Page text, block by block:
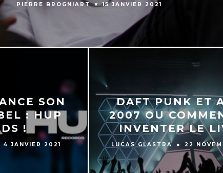
PIERRE BROGNIART 15 JANVIER 2021
SON
: HUP
!
4 JANVIER 2021
DAFT PUNK ET
2007 OU
INVENTER LE
LUCAS GLASTRA 22